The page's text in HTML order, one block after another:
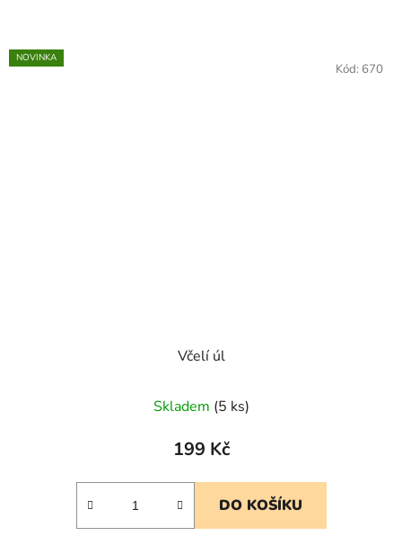
NOVINKA
Včelí úl
Skladem (5 ks)
199 Kč
DO KOŠÍKU
Kód: 670